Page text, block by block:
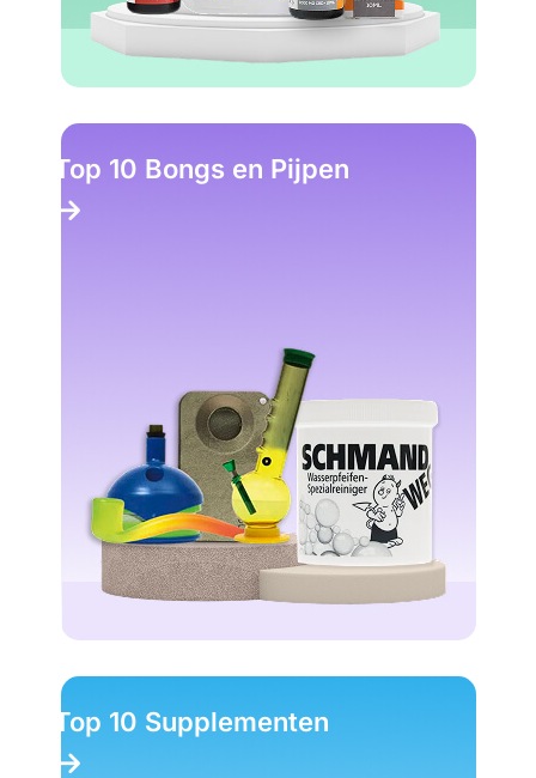
Top 10 Bongs en Pijpen
Top 10 Supplementen